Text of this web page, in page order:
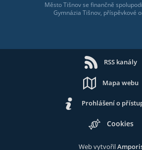
Město Tišnov se finančně
Gymnázia Tišnov, příspěvkové
RSS kanály
Mapa webu
Prohlášení o
Cookies
Web vytvořil